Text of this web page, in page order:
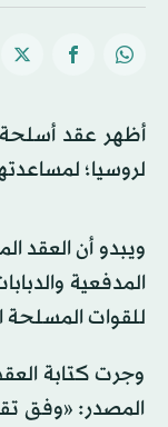
أظهر عقد
لروسيا؛
المدفعية
للقوات المسلحة
وجرت كتابة
المصدر: «وفق